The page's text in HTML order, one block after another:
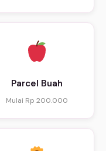
Parcel Buah
Mulai Rp 200.000